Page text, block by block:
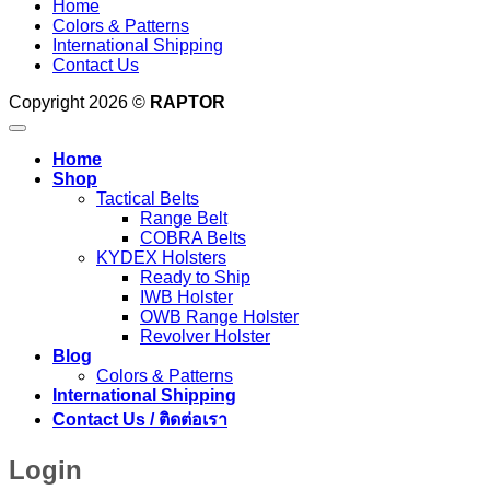
Home
Colors & Patterns
International Shipping
Contact Us
Copyright 2026 © RAPTOR
Home
Shop
Tactical Belts
Range Belt
COBRA Belts
KYDEX Holsters
Ready to Ship
IWB Holster
OWB Range Holster
Revolver Holster
Blog
Colors & Patterns
International Shipping
Contact Us / ติดต่อเรา
Login